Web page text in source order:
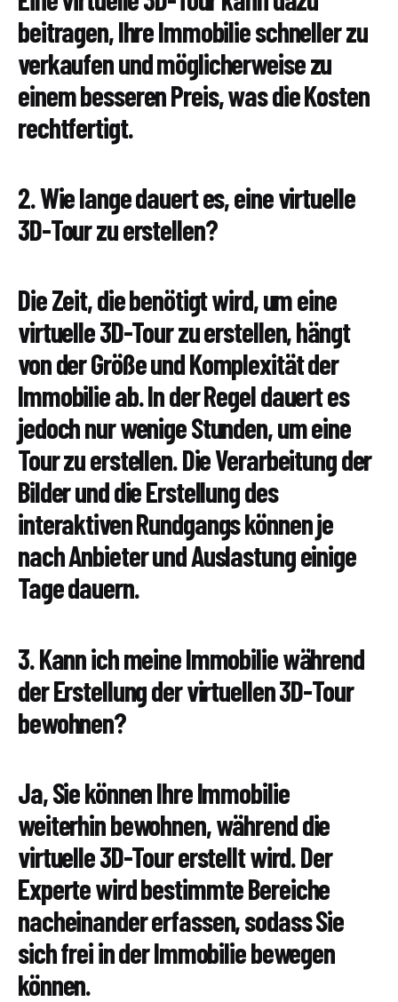
beitragen, Ihre Immobilie schneller zu
verkaufen und möglicherweise zu
einem besseren Preis, was die Kosten
rechtfertigt.
2. Wie lange dauert es, eine virtuelle
3D-Tour zu erstellen?
Die Zeit, die benötigt wird, um eine
virtuelle 3D-Tour zu erstellen, hängt
von der Größe und Komplexität der
Immobilie ab. In der Regel dauert es
jedoch nur wenige Stunden, um eine
Tour zu erstellen. Die Verarbeitung der
Bilder und die Erstellung des
interaktiven Rundgangs können je
nach Anbieter und Auslastung einige
Tage dauern.
3. Kann ich meine Immobilie während
der Erstellung der virtuellen 3D-Tour
bewohnen?
Ja, Sie können Ihre Immobilie
weiterhin bewohnen, während die
virtuelle 3D-Tour erstellt wird. Der
Experte wird bestimmte Bereiche
nacheinander erfassen, sodass Sie
sich frei in der Immobilie bewegen
können.